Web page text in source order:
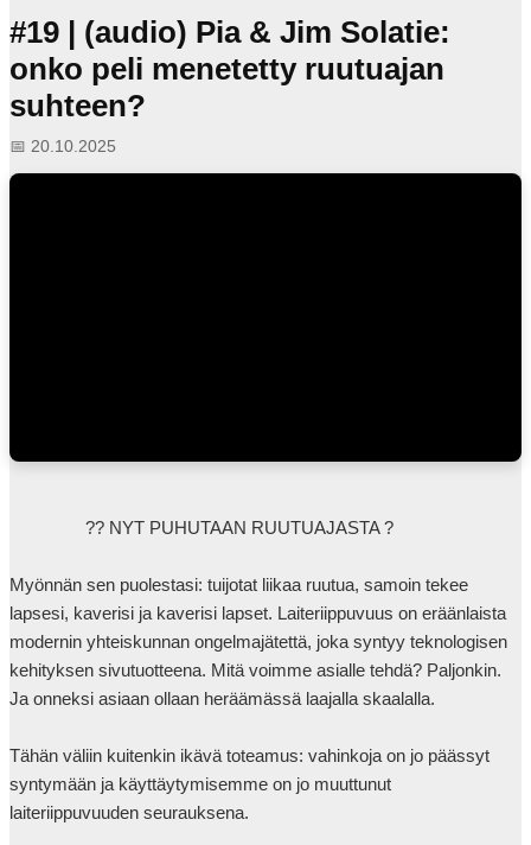
#19 | (audio) Pia & Jim Solatie:
onko peli menetetty ruutuajan
suhteen?
📅 20.10.2025
Myönnän sen puolestasi: tuijotat liikaa ruutua, samoin tekee
lapsesi, kaverisi ja kaverisi lapset. Laiteriippuvuus on eräänlaista
modernin yhteiskunnan ongelmajätettä, joka syntyy teknologisen
kehityksen sivutuotteena. Mitä voimme asialle tehdä? Paljonkin.
Ja onneksi asiaan ollaan heräämässä laajalla skaalalla.
Tähän väliin kuitenkin ikävä toteamus: vahinkoja on jo päässyt
syntymään ja käyttäytymisemme on jo muuttunut
laiteriippuvuuden seurauksena.